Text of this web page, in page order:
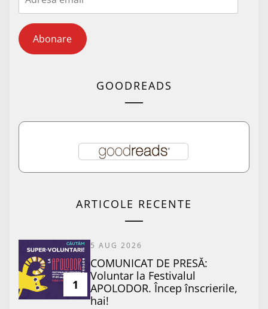
email
Abonare
GOODREADS
ARTICOLE RECENTE
1
5 AUG 2026
COMUNICAT DE PRESĂ:
Voluntar la Festivalul
APOLODOR. Încep înscrierile,
hai!